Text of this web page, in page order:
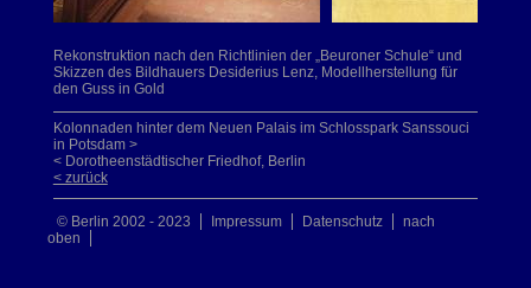
Rekonstruktion nach den Richtlinien der „Beuroner Schule“ und
Skizzen des Bildhauers Desiderius Lenz, Modellherstellung für
den Guss in Gold
Kolonnaden hinter dem Neuen Palais im Schlosspark Sanssouci
in Potsdam >
< Dorotheenstädtischer Friedhof, Berlin
< zurück
© Berlin 2002 - 2023 Impressum Datenschutz
nach
oben